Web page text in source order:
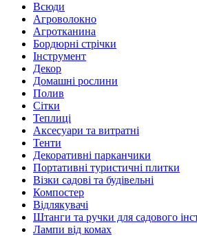
Всюди
Агроволокно
Агротканина
Бордюрні стрічки
Інструмент
Декор
Домашні рослини
Полив
Сітки
Теплиці
Аксесуари та витратні
Тенти
Декоративні парканчики
Портативні туристичні плитки
Візки садові та будівельні
Компостер
Відлякувачі
Штанги та ручки для садового
Лампи від комах